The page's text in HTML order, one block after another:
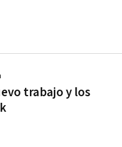
trabajo y los